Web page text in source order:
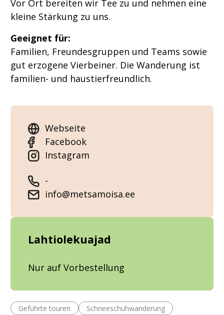
Vor Ort bereiten wir Tee zu und nehmen eine
kleine Stärkung zu uns.
Geeignet für:
Familien, Freundesgruppen und Teams sowie
gut erzogene Vierbeiner. Die Wanderung ist
familien- und haustierfreundlich.
Webseite
Facebook
Instagram
-
info@metsamoisa.ee
Lahtiolekuajad
Nur auf Vorbestellung
Geführte touren Schneeschuhwanderung